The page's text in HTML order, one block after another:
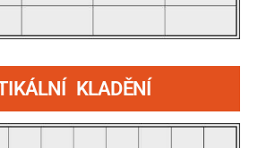
KLADĚNÍ